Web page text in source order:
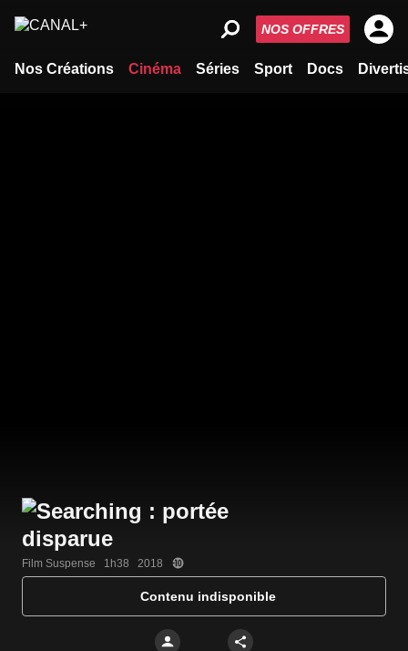
Nos Créations Cinéma Séries Sport Docs
NOS OFFRES
Film Suspense   1h38   2018
Contenu indisponible